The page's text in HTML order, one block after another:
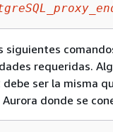
siguientes
requeridas.
ser la misma
donde se